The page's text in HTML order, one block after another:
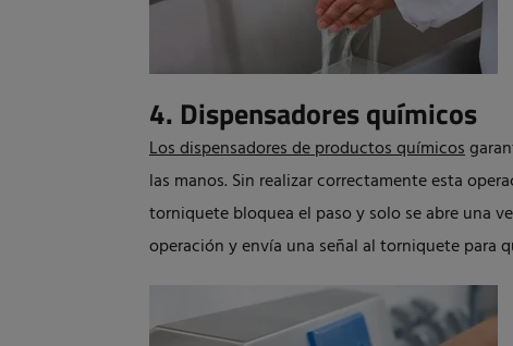
4. Dispensadores químicos
Los dispensadores de productos químicos
las manos. Sin realizar correctamente esta
torniquete bloquea el paso y solo se abre una
operación y envía una señal al torniquete para